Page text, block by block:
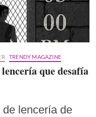
TRENDY MAGAZINE
que desafía
lencería de